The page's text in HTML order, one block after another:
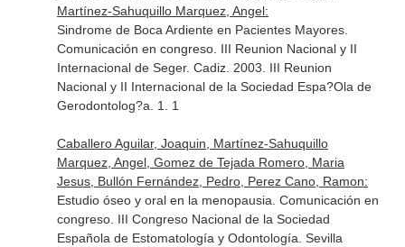
Martínez-Sahuquillo Marquez, Angel:
Sindrome de Boca Ardiente en Pacientes Mayores.
Comunicación en congreso. III Reunion Nacional y II
Internacional de Seger. Cadiz. 2003. III Reunion
Nacional y II Internacional de la Sociedad Espa?Ola de
Gerodontolog?a. 1. 1
Caballero Aguilar, Joaquin, Martínez-Sahuquillo
Marquez, Angel, Gomez de Tejada Romero, Maria
Jesus, Bullón Fernández, Pedro, Perez Cano, Ramon:
Estudio óseo y oral en la menopausia. Comunicación en
congreso. III Congreso Nacional de la Sociedad
Española de Estomatología y Odontología. Sevilla